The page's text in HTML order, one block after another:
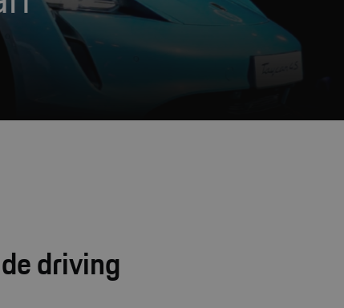
driving